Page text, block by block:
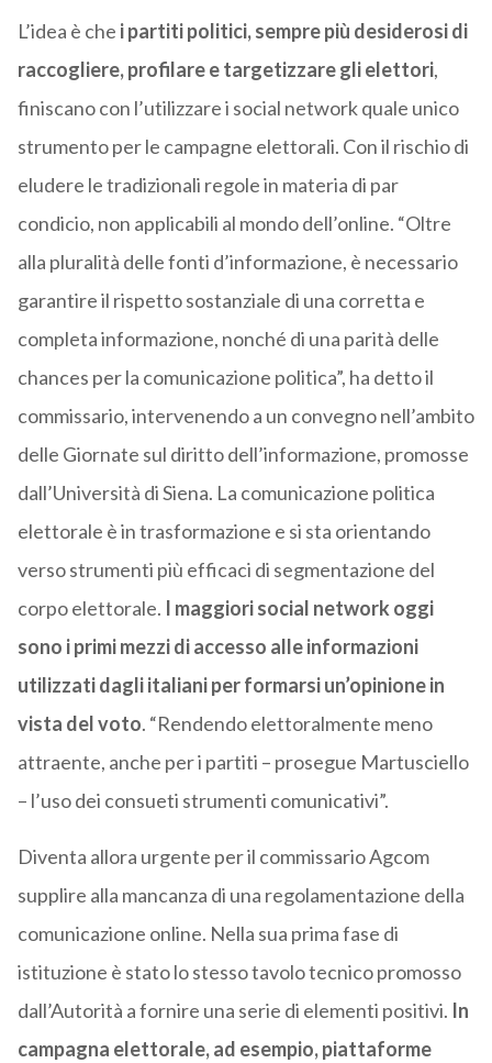
L’idea è che i partiti politici, sempre più desiderosi di
raccogliere, profilare e targetizzare gli elettori,
finiscano con l’utilizzare i social network quale unico
strumento per le campagne elettorali. Con il rischio di
eludere le tradizionali regole in materia di par
condicio, non applicabili al mondo dell’online. “Oltre
alla pluralità delle fonti d’informazione, è necessario
garantire il rispetto sostanziale di una corretta e
completa informazione, nonché di una parità delle
chances per la comunicazione politica”, ha detto il
commissario, intervenendo a un convegno nell’ambito
delle Giornate sul diritto dell’informazione, promosse
dall’Università di Siena. La comunicazione politica
elettorale è in trasformazione e si sta orientando
verso strumenti più efficaci di segmentazione del
corpo elettorale. I maggiori social network oggi
sono i primi mezzi di accesso alle informazioni
utilizzati dagli italiani per formarsi un’opinione in
vista del voto. “Rendendo elettoralmente meno
attraente, anche per i partiti – prosegue Martusciello
– l’uso dei consueti strumenti comunicativi”.
Diventa allora urgente per il commissario Agcom
supplire alla mancanza di una regolamentazione della
comunicazione online. Nella sua prima fase di
istituzione è stato lo stesso tavolo tecnico promosso
dall’Autorità a fornire una serie di elementi positivi. In
campagna elettorale, ad esempio, piattaforme